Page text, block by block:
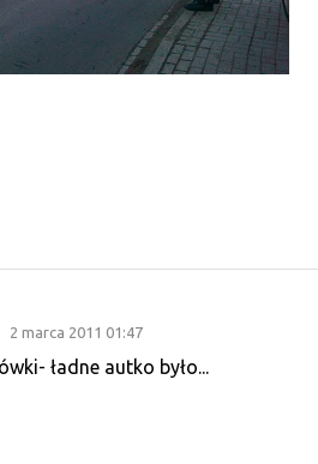
2 marca 2011 01:47
ładne autko było...